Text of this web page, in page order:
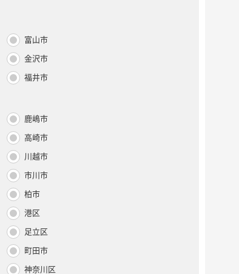
富山市
金沢市
福井市
鹿嶋市
高崎市
川越市
市川市
柏市
港区
足立区
町田市
神奈川区